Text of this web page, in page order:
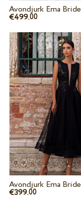
Avondjurk Ema
€499.00
Avondjurk Ema
€399.00